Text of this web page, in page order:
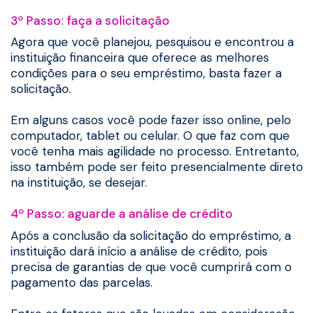
3º Passo: faça a solicitação
Agora que você planejou, pesquisou e encontrou a
instituição financeira que oferece as melhores
condições para o seu empréstimo, basta fazer a
solicitação.
Em alguns casos você pode fazer isso online, pelo
computador, tablet ou celular. O que faz com que
você tenha mais agilidade no processo. Entretanto,
isso também pode ser feito presencialmente direto
na instituição, se desejar.
4º Passo: aguarde a análise de crédito
Após a conclusão da solicitação do empréstimo, a
instituição dará início a análise de crédito, pois
precisa de garantias de que você cumprirá com o
pagamento das parcelas.